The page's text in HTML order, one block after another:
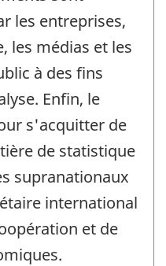
les entreprises,
les médias et les
à des fins
Enfin, le
s'acquitter de
de statistique
supranationaux
international
et de